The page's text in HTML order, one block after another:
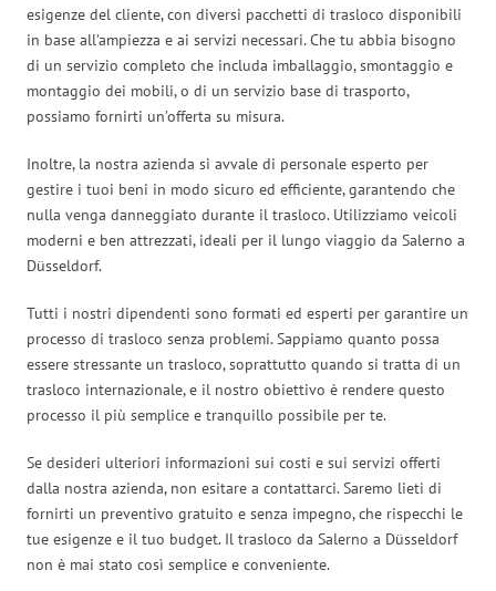
esigenze del cliente, con diversi pacchetti di trasloco disponibili
in base all’ampiezza e ai servizi necessari. Che tu abbia bisogno
di un servizio completo che includa imballaggio, smontaggio e
montaggio dei mobili, o di un servizio base di trasporto,
possiamo fornirti un’offerta su misura.
Inoltre, la nostra azienda si avvale di personale esperto per
gestire i tuoi beni in modo sicuro ed efficiente, garantendo che
nulla venga danneggiato durante il trasloco. Utilizziamo veicoli
moderni e ben attrezzati, ideali per il lungo viaggio da Salerno a
Düsseldorf.
Tutti i nostri dipendenti sono formati ed esperti per garantire un
processo di trasloco senza problemi. Sappiamo quanto possa
essere stressante un trasloco, soprattutto quando si tratta di un
trasloco internazionale, e il nostro obiettivo è rendere questo
processo il più semplice e tranquillo possibile per te.
Se desideri ulteriori informazioni sui costi e sui servizi offerti
dalla nostra azienda, non esitare a contattarci. Saremo lieti di
fornirti un preventivo gratuito e senza impegno, che rispecchi le
tue esigenze e il tuo budget. Il trasloco da Salerno a Düsseldorf
non è mai stato così semplice e conveniente.